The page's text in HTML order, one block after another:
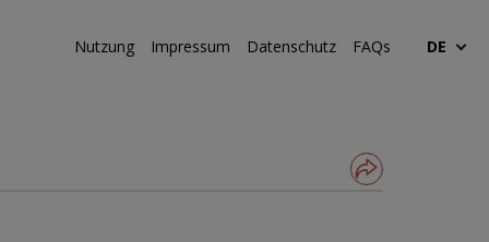
Nutzung Impressum Datenschutz FAQs DE